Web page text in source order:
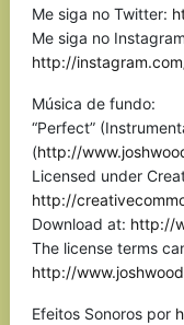
Me siga no Twitter:
Me siga no
http://
Música de fundo:
“Perfect”
(http://
Licensed under
http://
Download at: http://
The license terms
http://
Efeitos Sonoros por